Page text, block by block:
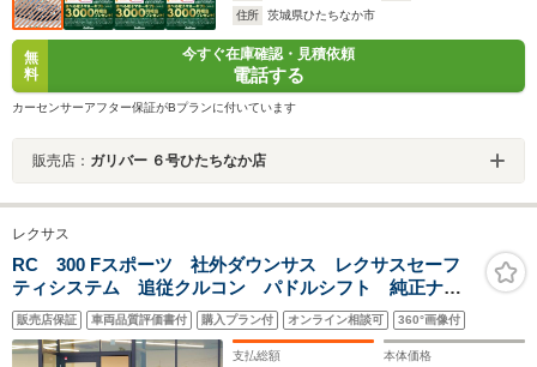
住所
茨城県ひたちなか市
無
料
今すぐ在庫確認・見積依頼
電話する
カーセンサーアフター保証がBプランに付いています
販売店： ガリバー ６号ひたちなか店
レクサス
RC 300 Fスポーツ 社外ダウンサス レクサスセーフ
ティシステム 追従クルコン パドルシフト 純正ナ
ビ フルセグTV バックカメラ ETC2.0 ドラレコ 赤
革シート シートヒーター ベンチレーション 純正ア
ルミホイール
販売店保証 車両品質評価書付 購入プラン付 オンライン相談可 360°画像付
支払総額 本体価格